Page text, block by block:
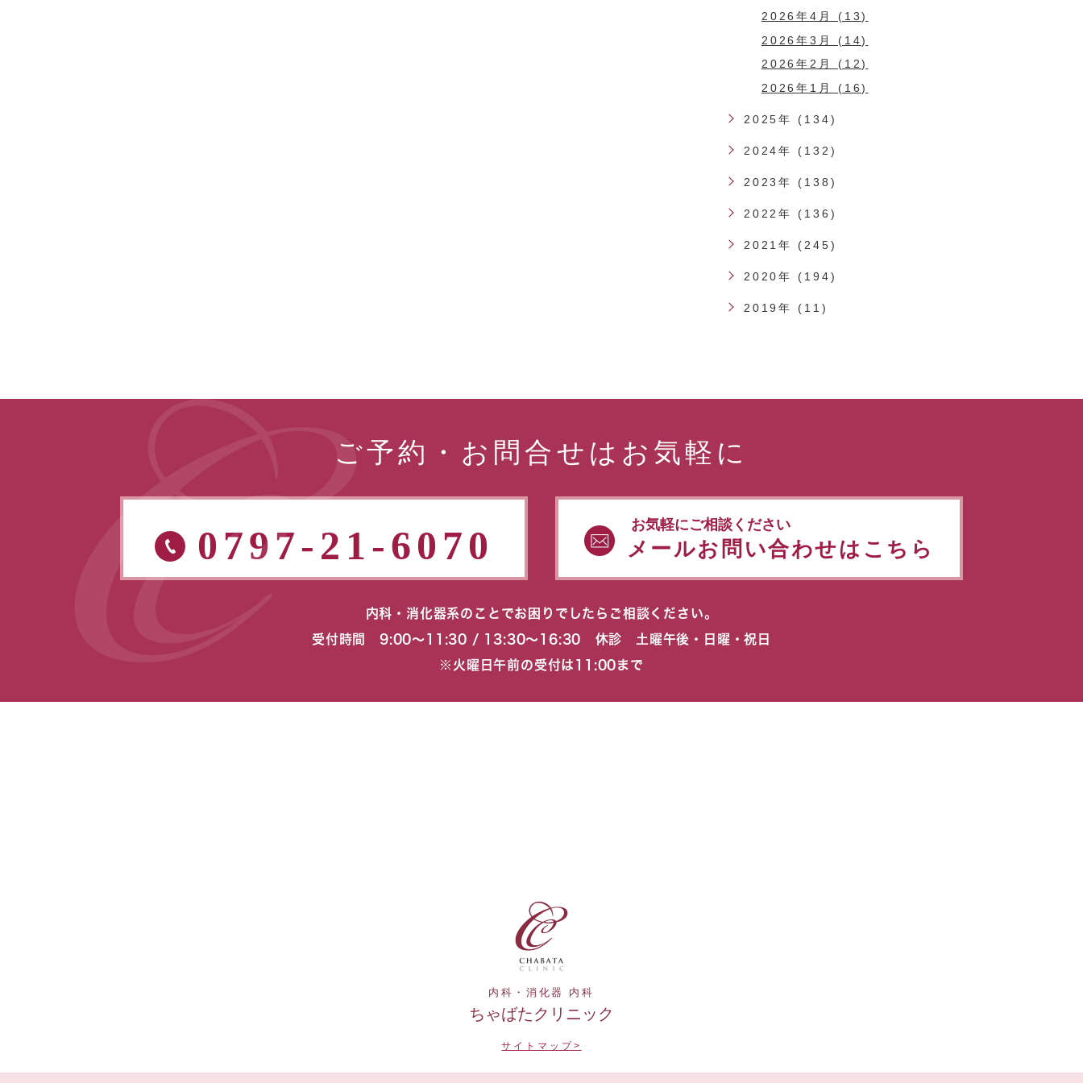
2026年4月 (13)
2026年3月 (14)
2026年2月 (12)
2026年1月 (16)
2025年 (134)
2024年 (132)
2023年 (138)
2022年 (136)
2021年 (245)
2020年 (194)
2019年 (11)
ご予約・お問合せはお気軽に
0797-21-6070 お気軽にご相談ください
メールお問い合わせはこちら
内科・消化器系のことでお困りでしたらご相談ください。
受付時間 9:00〜11:30 / 13:30〜16:30 休診 土曜午後・日曜・祝日
※火曜日午前の受付は11:00まで
内科・消化器 内科
ちゃばたクリニック
サイトマップ>